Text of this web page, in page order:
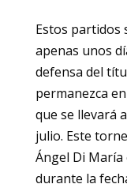
Estos partidos
apenas unos
defensa del
permanezca
que se llevará
julio. Este
Ángel Di María
durante la